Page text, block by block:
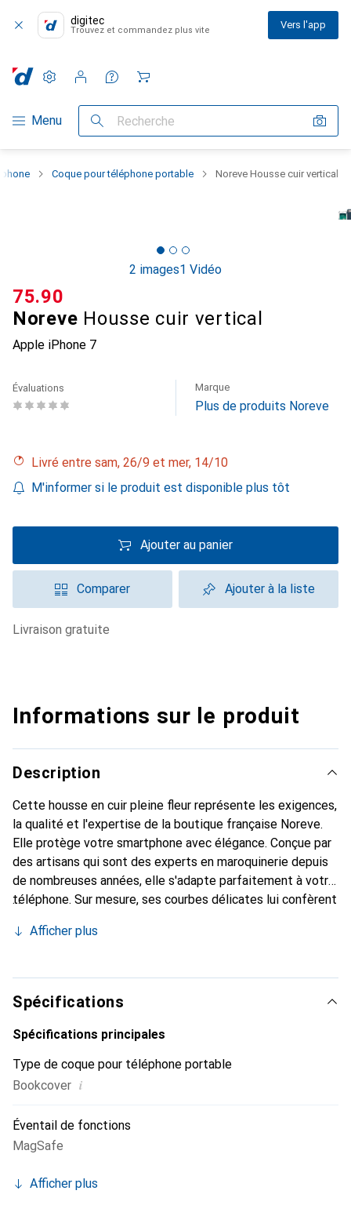
digitec
Trouvez et commandez plus vite Vers l'app
Navigation par catégorie
Menu Recherche
Paramètres
Compte client
Listes de comparaison
Listes d'envies
Panier
Coque pour téléphone portable Noreve Housse cuir vertical
2 images1 Vidéo
Noreve Housse cuir vertical
Apple iPhone 7
CHF
75.90
Évaluations Marque
Plus de produits Noreve
Livré entre sam, 26/9 et mer, 14/10
M'informer si le produit est disponible plus tôt
Ajouter au panier
Comparer Ajouter à la liste
livraison gratuite
Informations sur le produit
Description
Cette housse en cuir pleine fleur représente les exigences,
la qualité et l'expertise de la boutique française Noreve.
Elle protège votre smartphone avec élégance. Conçue par
des artisans qui sont des experts en maroquinerie depuis
de nombreuses années, elle s'adapte parfaitement à votre
téléphone. Sur mesure, ses courbes délicates lui confèrent
chic et indispensable pour votre smartphone. Reconnaître
marque Noreve est un choix sûr pour une clientèle
exigeante.
Afficher plus
Spécifications
Spécifications principales
Type de coque pour téléphone portable
Bookcover i
Éventail de fonctions
MagSafe
Afficher plus